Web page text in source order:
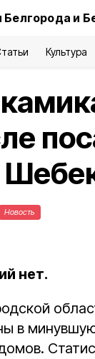
Белгорода и
Культура
Новость
нет.
в